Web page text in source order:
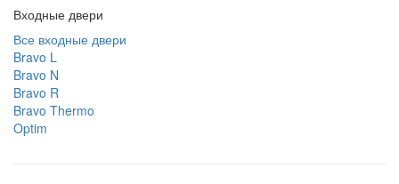
Входные двери
Все входные двери
Bravo L
Bravo N
Bravo R
Bravo Thermo
Optim